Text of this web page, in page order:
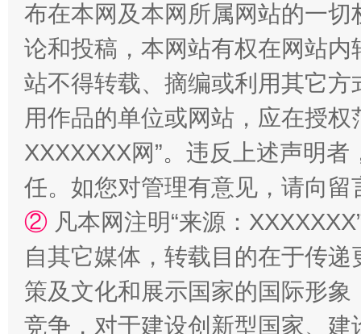
布在本网及本网所属网站的一
论和投稿，本网站有权在网站
站不得转载、摘编或利用其它
用作品的单位或网站，应在授
XXXXXXX网”。违反上述声明
任。如您对管理有意见，请向
② 凡本网注明“来源：
自其它媒体，转载目的在于传
策及文化和展示国家的国际形
竞争，对于建设创新型国家、